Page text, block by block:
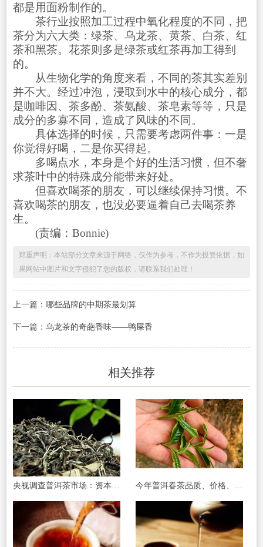
都是用面粉制作的。
茶行业按照加工过程中氧化程度的不同，把
茶分为六大类：绿茶、乌龙茶、黄茶、白茶、红
茶和黑茶。花茶则多是绿茶或红茶再加工得到
的。
从生物化学的角度来看，不同的茶其实差别
并不大。经过冲泡，浸取到水中的核心成分，都
是咖啡因、茶多酚、茶氨酸、茶皂素等等，只是
成分的多寡不同，造成了风味的不同。
具体选择的时候，只需要考虑两件事：一是
你觉得好喝，二是你买得起。
多喝点水，本身是个好的生活习惯，但不奢
求茶叶中的特殊成分能带来好处。
但喜欢喝茶的朋友，可以继续保持习惯。不
喜欢喝茶的朋友，也没必要逼着自己去喝茶养
生。
(责编：Bonnie)
郑重声明：本站部分文章来源于网络，仅作为参考，不作为投资依据，如
果网站中图片和文字侵犯了您的版权，请联系我们处理！
上一篇： 哪些品牌的中期茶最划算
下一篇： 乌龙茶的奇葩香味——鸭屎香
相关推荐